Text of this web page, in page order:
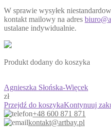
W sprawie wysyłek
kontakt mailowy na adres
ustalane indywidualnie.
Produkt dodany do koszyka
Agnieszka Słońska-Więcek
zł
Przejdź do koszykaKontynuuj
+48 600 871 871
kontakt@artbay.pl